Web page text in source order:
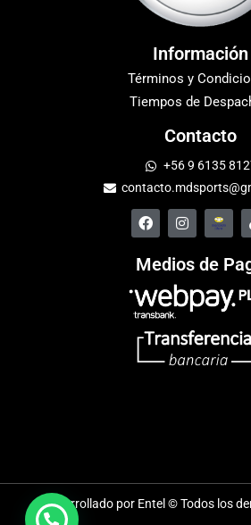
Información
Términos y
Tiempos de
Contacto
+56 9 6135
Medios de
Desarrollado por Entel © Todos los